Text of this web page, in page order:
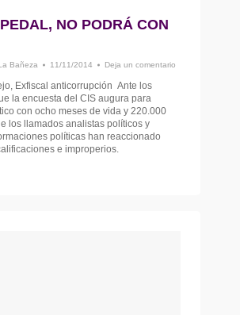
NO PODRÁ CON
Bañeza 11/11/2014 Deja un comentario
Exfiscal anticorrupción Ante los
la encuesta del CIS augura para
con ocho meses de vida y 220.000
los llamados analistas políticos y
políticas han reaccionado
e improperios.